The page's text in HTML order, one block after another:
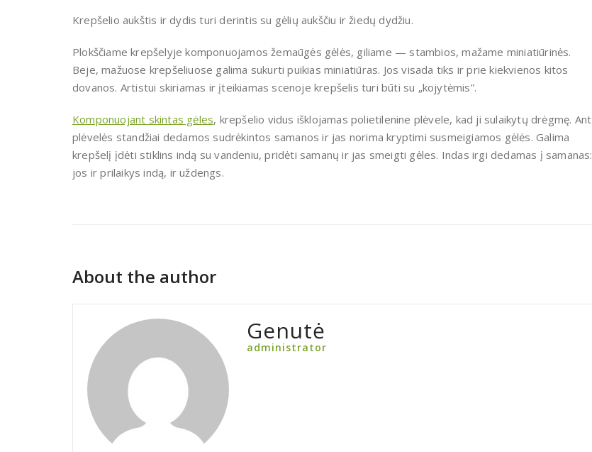
Krepšelio aukštis ir dydis turi derintis su gėlių aukščiu ir žiedų dydžiu.
Plokščiame krepšelyje komponuojamos žemaūgės gėlės, giliame — stambios, mažame miniatiūrinės.
Beje, mažuose krepšeliuose galima sukurti puikias miniatiūras. Jos visada tiks ir prie kiekvienos kitos
dovanos. Artistui skiriamas ir įteikiamas scenoje krepšelis turi būti su „kojytėmis”.
Komponuojant skintas gėles, krepšelio vidus išklojamas polietilenine plėvele, kad ji sulaikytų drėgmę. Ant
plėvelės standžiai dedamos sudrėkintos samanos ir jas norima kryptimi susmeigiamos gėlės. Galima
krepšelį įdėti stiklins indą su vandeniu, pridėti samanų ir jas smeigti gėles. Indas irgi dedamas į samanas:
jos ir prilaikys indą, ir uždengs.
About the author
Genutė
administrator